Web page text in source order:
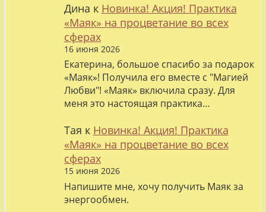
Дина к Новинка! Акция! Практика
«Маяк» на процветание во всех
сферах
16 июня 2026
Екатерина, большое спасибо за подарок
«Маяк»! Получила его вместе с "Магией
Любви"! «Маяк» включила сразу. Для
меня это настоящая практика…
Тая к Новинка! Акция! Практика
«Маяк» на процветание во всех
сферах
15 июня 2026
Напишите мне, хочу получить Маяк за
энергообмен.